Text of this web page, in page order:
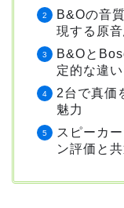
B&Oの音
現する原
B&Oと
定的な違い
2台で真価
魅力
スピーカ
ン評価と